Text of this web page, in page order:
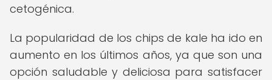
cetogénica.
La popularidad de los chips de kale ha ido en
aumento en los últimos años, ya que son una
opción saludable y deliciosa para satisfacer